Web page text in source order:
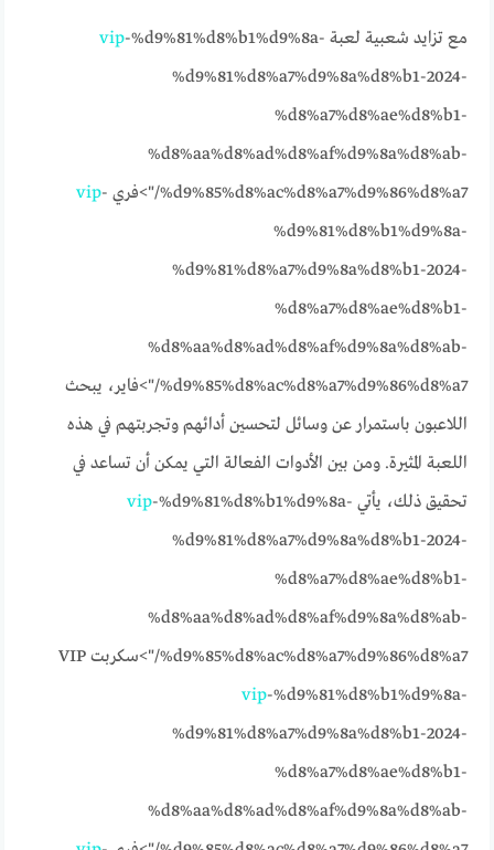
مع تزايد شعبية لعبة vip-%d9%81%d8%b1%d9%8a-
%d9%81%d8%a7%d9%8a%d8%b1-2024-
%d8%a7%d8%ae%d8%b1-
%d8%aa%d8%ad%d8%af%d9%8a%d8%ab-
%d9%85%d8%ac%d8%a7%d9%86%d8%a7/">فري
vip-
%d9%81%d8%b1%d9%8a-
%d9%81%d8%a7%d9%8a%d8%b1-2024-
%d8%a7%d8%ae%d8%b1-
%d8%aa%d8%ad%d8%af%d9%8a%d8%ab-
%d9%85%d8%ac%d8%a7%d9%86%d8%a7/">فاير، يبحث
اللاعبون باستمرار عن وسائل لتحسين أدائهم وتجربتهم في هذه
اللعبة المثيرة. ومن بين الأدوات الفعالة التي يمكن أن تساعد في
تحقيق ذلك، يأتي
vip-%d9%81%d8%b1%d9%8a-
%d9%81%d8%a7%d9%8a%d8%b1-2024-
%d8%a7%d8%ae%d8%b1-
%d8%aa%d8%ad%d8%af%d9%8a%d8%ab-
%d9%85%d8%ac%d8%a7%d9%86%d8%a7/">سكربت VIP
vip-%d9%81%d8%b1%d9%8a-
%d9%81%d8%a7%d9%8a%d8%b1-2024-
%d8%a7%d8%ae%d8%b1-
%d8%aa%d8%ad%d8%af%d9%8a%d8%ab-